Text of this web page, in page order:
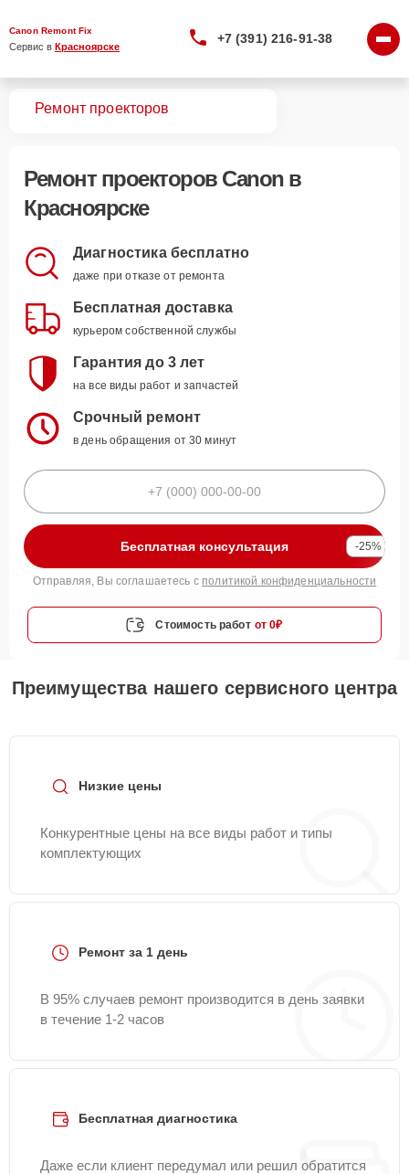
Canon Remont Fix
Сервис в Красноярске
+7 (391) 216-91-38
Ремонт проекторов
Ремонт проекторов Canonв
Красноярске
Диагностика бесплатно
даже при отказе от ремонта
Бесплатная доставка
курьером собственной службы
Гарантия до 3 лет
на все виды работ и запчастей
Срочный ремонт
в день обращения от 30 минут
Бесплатная консультация -25%
Отправляя, Вы соглашаетесь с политикой конфиденциальности
Стоимость работ от 0₽
Преимущества нашего сервисного центра
Низкие цены
Конкурентные цены на все виды работ и типы
комплектующих
Ремонт за 1 день
В 95% случаев ремонт производится в день заявки
в течение 1-2 часов
Бесплатная диагностика
Даже если клиент передумал или решил обратится